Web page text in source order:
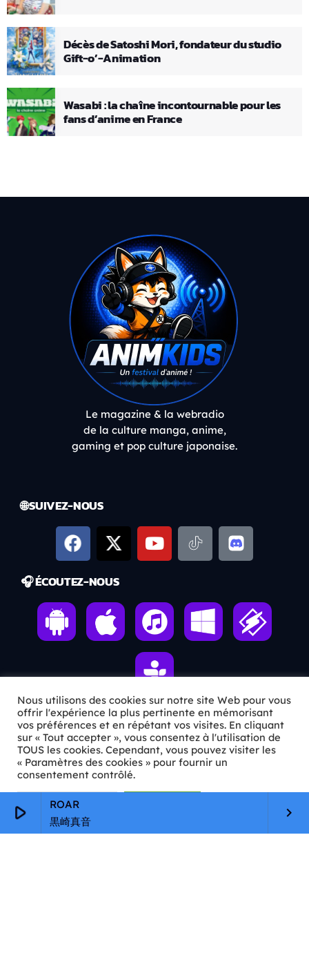
play_arrow
ROAR
黒崎真音
keyboard_arrow_right
Décès de Satoshi Mori, fondateur du studio
Gift-o’-Animation
Wasabi : la chaîne incontournable pour les
fans d’anime en France
Le magazine & la webradio
de la culture manga, anime,
gaming et pop culture japonaise.
🌐 SUIVEZ-NOUS
🎧 ÉCOUTEZ-NOUS
ℹ️ INFOS PRATIQUES
✉️Contact
🦊Qui sommes-nous ?
📄
Mentions légales
Nous utilisons des cookies sur notre site Web pour vous
offrir l'expérience la plus pertinente en mémorisant
vos préférences et en répétant vos visites. En cliquant
sur « Tout accepter », vous consentez à l'utilisation de
TOUS les cookies. Cependant, vous pouvez visiter les
« Paramètres des cookies » pour fournir un
consentement contrôlé.
Paramètres Cookie